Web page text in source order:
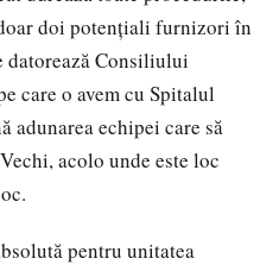
doi potenţiali furnizori în
datorează Consiliului
care o avem cu Spitalul
adunarea echipei care să
acolo unde este loc
pentru unitatea